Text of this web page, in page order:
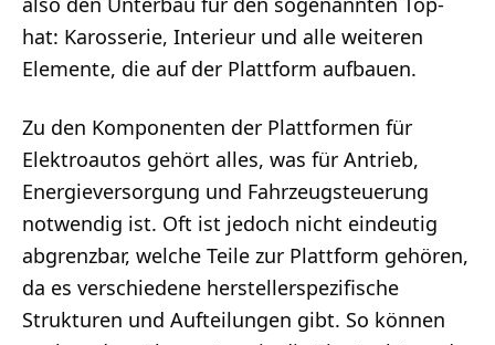
hat: Karosserie, Interieur und alle weiteren
Elemente, die auf der Plattform aufbauen.
Zu den Komponenten der Plattformen für
Elektroautos gehört alles, was für Antrieb,
Energieversorgung und Fahrzeugsteuerung
notwendig ist. Oft ist jedoch nicht eindeutig
abgrenzbar, welche Teile zur Plattform gehören,
da es verschiedene herstellerspezifische
Strukturen und Aufteilungen gibt. So können